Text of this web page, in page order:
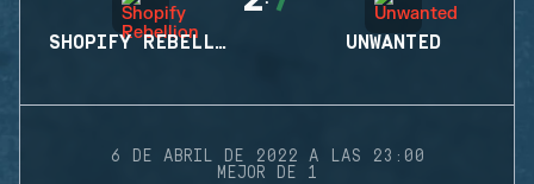
SHOPIFY REBELLION UNWANTED
6 DE ABRIL DE 2022 A LAS 23:00
MEJOR DE 1